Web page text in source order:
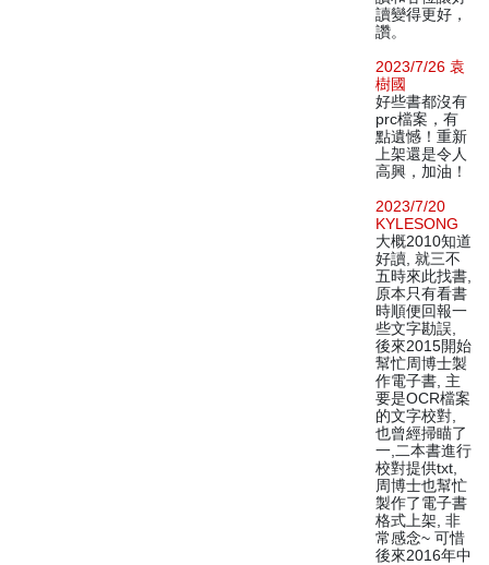
讀變得更好，
讚。
2023/7/26 袁
樹國
好些書都沒有
prc檔案，有
點遺憾！重新
上架還是令人
高興，加油！
2023/7/20
KYLESONG
大概2010知道
好讀, 就三不
五時來此找書,
原本只有看書
時順便回報一
些文字勘誤,
後來2015開始
幫忙周博士製
作電子書, 主
要是OCR檔案
的文字校對,
也曾經掃瞄了
一,二本書進行
校對提供txt,
周博士也幫忙
製作了電子書
格式上架, 非
常感念~ 可惜
後來2016年中